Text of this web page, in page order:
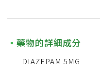
藥物的詳細成分
DIAZEPAM 5MG